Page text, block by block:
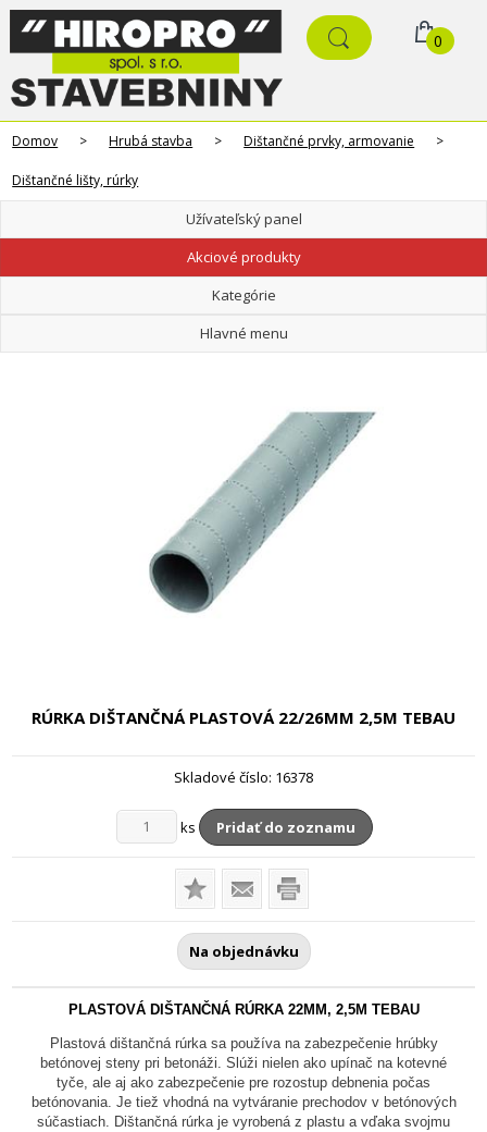
0
Domov > Hrubá stavba > Dištančné prvky, armovanie >
Dištančné lišty, rúrky
Užívateľský panel
Akciové produkty
Kategórie
Hlavné menu
RÚRKA DIŠTANČNÁ PLASTOVÁ 22/26MM 2,5M TEBAU
Skladové číslo: 16378
ks Pridať do zoznamu
Na objednávku
PLASTOVÁ DIŠTANČNÁ RÚRKA 22MM, 2,5M TEBAU
Plastová dištančná rúrka sa používa na zabezpečenie hrúbky
betónovej steny pri betonáži. Slúži nielen ako upínač na kotevné
tyče, ale aj ako zabezpečenie pre rozostup debnenia počas
betónovania. Je tiež vhodná na vytváranie prechodov v betónových
súčastiach. Dištančná rúrka je vyrobená z plastu a vďaka svojmu